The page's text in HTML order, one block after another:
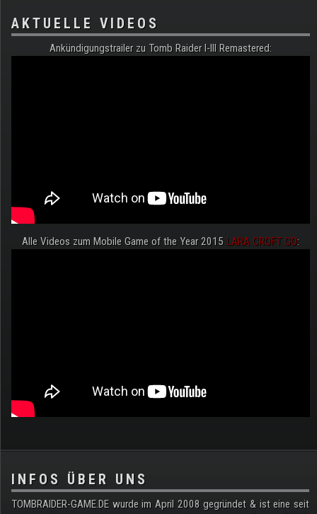
AKTUELLE VIDEOS
Ankündigungstrailer zu Tomb Raider I-III Remastered:
Alle Videos zum Mobile Game of the Year 2015 LARA CROFT GO:
.
INFOS ÜBER UNS
TOMBRAIDER-GAME.DE wurde im April 2008 gegründet & ist eine seit